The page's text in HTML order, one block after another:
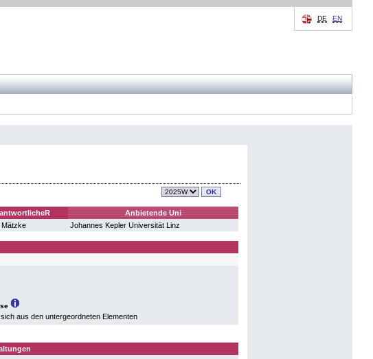
DE EN
Anbietende Uni
Mätzke Johannes Kepler Universität Linz
aus den untergeordneten Elementen